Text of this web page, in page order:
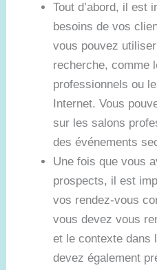
Tout d’abord, il est
besoins de vos
vous pouvez
recherche, comme
professionnels ou
Internet. Vous
sur les salons
des événements
Une fois que vous
prospects, il est
vos rendez-vous
vous devez vous
et le contexte dans
devez également